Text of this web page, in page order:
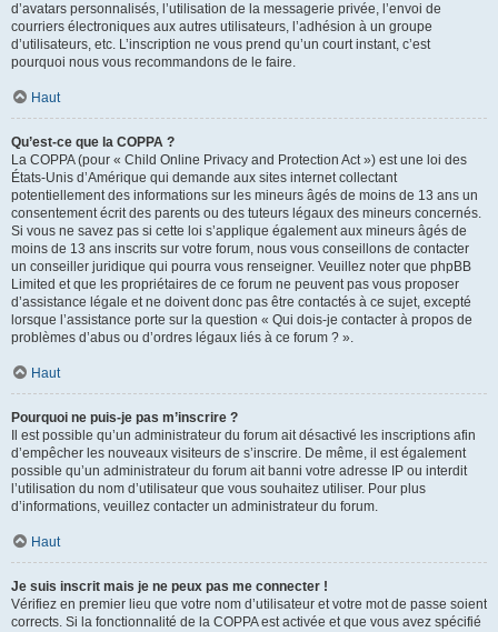
d’avatars personnalisés, l’utilisation de la messagerie privée, l’envoi de
courriers électroniques aux autres utilisateurs, l’adhésion à un groupe
d’utilisateurs, etc. L’inscription ne vous prend qu’un court instant, c’est
pourquoi nous vous recommandons de le faire.
Haut
Qu’est-ce que la COPPA ?
La COPPA (pour « Child Online Privacy and Protection Act ») est une loi des
États-Unis d’Amérique qui demande aux sites internet collectant
potentiellement des informations sur les mineurs âgés de moins de 13 ans un
consentement écrit des parents ou des tuteurs légaux des mineurs concernés.
Si vous ne savez pas si cette loi s’applique également aux mineurs âgés de
moins de 13 ans inscrits sur votre forum, nous vous conseillons de contacter
un conseiller juridique qui pourra vous renseigner. Veuillez noter que phpBB
Limited et que les propriétaires de ce forum ne peuvent pas vous proposer
d’assistance légale et ne doivent donc pas être contactés à ce sujet, excepté
lorsque l’assistance porte sur la question « Qui dois-je contacter à propos de
problèmes d’abus ou d’ordres légaux liés à ce forum ? ».
Haut
Pourquoi ne puis-je pas m’inscrire ?
Il est possible qu’un administrateur du forum ait désactivé les inscriptions afin
d’empêcher les nouveaux visiteurs de s’inscrire. De même, il est également
possible qu’un administrateur du forum ait banni votre adresse IP ou interdit
l’utilisation du nom d’utilisateur que vous souhaitez utiliser. Pour plus
d’informations, veuillez contacter un administrateur du forum.
Haut
Je suis inscrit mais je ne peux pas me connecter !
Vérifiez en premier lieu que votre nom d’utilisateur et votre mot de passe soient
corrects. Si la fonctionnalité de la COPPA est activée et que vous avez spécifié